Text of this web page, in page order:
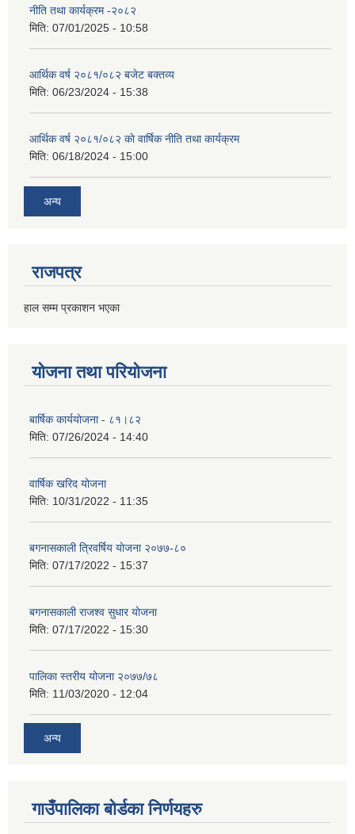
नीति तथा कार्यक्रम -२०८२
मिति: 07/01/2025 - 10:58
आर्थिक वर्ष २०८१/०८२ बजेट बक्तव्य
मिति: 06/23/2024 - 15:38
आर्थिक वर्ष २०८१/०८२ काे वार्षिक नीति तथा कार्यक्रम
मिति: 06/18/2024 - 15:00
अन्य
राजपत्र
हाल सम्म प्रकाशन भएका
योजना तथा परियोजना
बार्षिक कार्ययोजना - ८१।८२
मिति: 07/26/2024 - 14:40
वार्षिक खरिद योजना
मिति: 10/31/2022 - 11:35
बगनासकाली त्रिवर्षिय याेजना २०७७-८०
मिति: 07/17/2022 - 15:37
बगनासकाली राजश्व सुधार याेजना
मिति: 07/17/2022 - 15:30
पालिका स्तरीय योजना २०७७/७८
मिति: 11/03/2020 - 12:04
अन्य
गाउँपालिका बोर्डका निर्णयहरु